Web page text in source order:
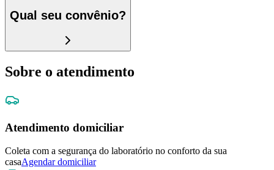
Qual seu convênio?
Sobre o atendimento
Atendimento domiciliar
Coleta com a segurança do laboratório no conforto da sua
casaAgendar domiciliar